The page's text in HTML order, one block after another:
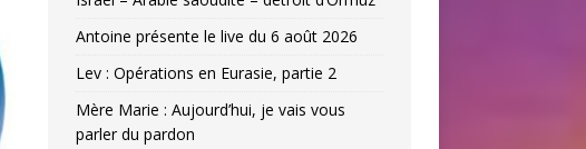
Antoine présente le live du 6 août 2026
Lev : Opérations en Eurasie, partie 2
Mère Marie : Aujourd’hui, je vais vous
parler du pardon